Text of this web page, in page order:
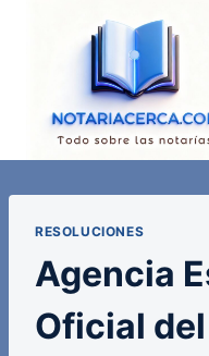
RESOLUCIONES
Agencia
Oficial